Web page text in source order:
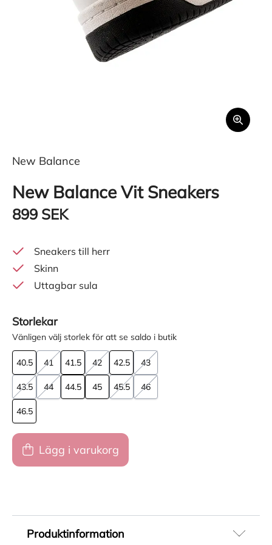
New Balance
New Balance Vit Sneakers
899 SEK
Sneakers till herr
Skinn
Uttagbar sula
Storlekar
Vänligen välj storlek för att se saldo i butik
40.5 41 41.5 42 42.5 43
43.5 44 44.5 45 45.5 46
46.5
Lägg i varukorg
Produktinformation